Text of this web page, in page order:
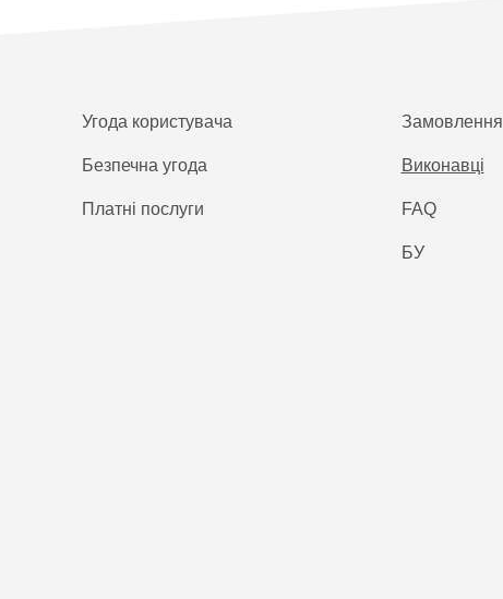
Угода користувача
Безпечна угода
Платнi послуги
Замовлення
Виконавці
FAQ
БУ